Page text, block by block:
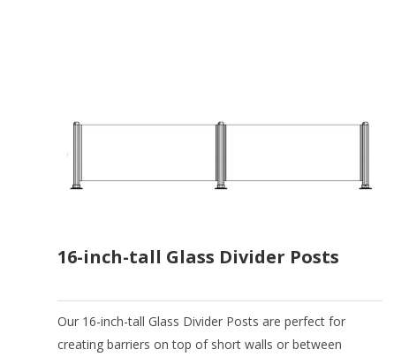
16-inch-tall Glass Divider Posts
Our 16-inch-tall Glass Divider Posts are perfect for
creating barriers on top of short walls or between